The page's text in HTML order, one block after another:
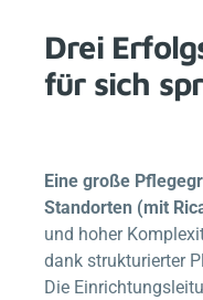
Drei
für sich
Eine große
Standorten (mit
und hoher
dank strukturierter
Die